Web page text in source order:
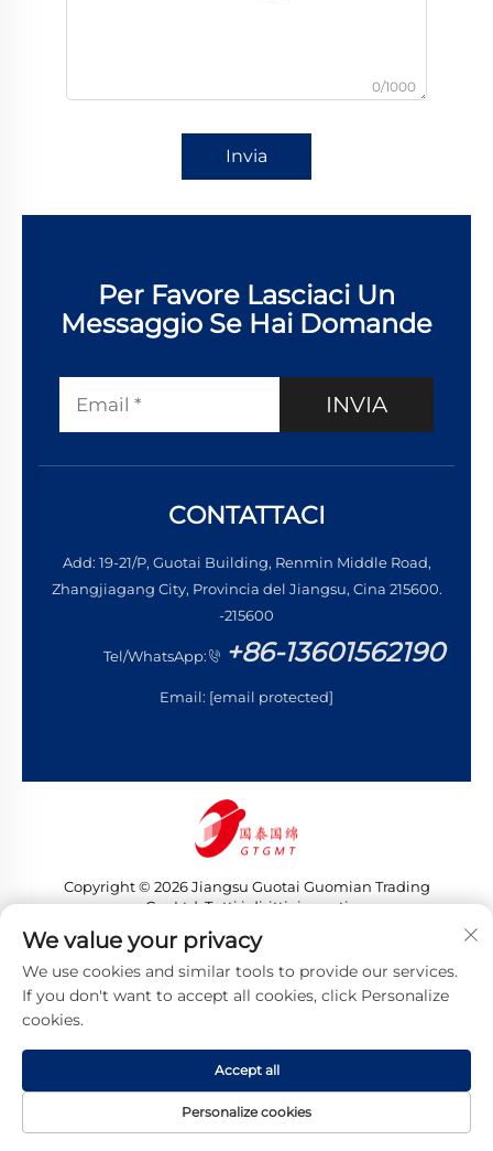
0/1000
Invia
Per Favore Lasciaci Un
Messaggio Se Hai Domande
INVIA
CONTATTACI
Add: 19-21/P, Guotai Building, Renmin Middle Road,
Zhangjiagang City, Provincia del Jiangsu, Cina 215600.
-215600
Tel/WhatsApp: +86-13601562190
Email: [email protected]
Copyright © 2026 Jiangsu Guotai Guomian Trading
Co., Ltd. Tutti i diritti riservati
Informativa sulla privacy
HOMEPAGE PRODOTTI E-MAIL TEL
We value your privacy
We use cookies and similar tools to provide our services.
If you don't want to accept all cookies, click Personalize
cookies.
Personalize cookies
Accept all